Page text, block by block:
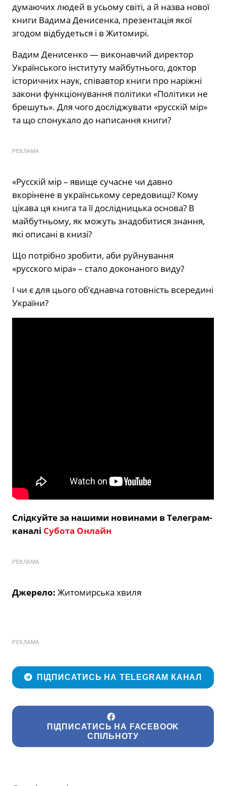
думаючих людей в усьому світі, а й назва нової
книги Вадима Денисенка, презентація якої
згодом відбудеться і в Житомирі.
Вадим Денисенко — виконавчий директор
Українського інституту майбутнього, доктор
історичних наук, співавтор книги про наріжні
закони функціонування політики «Політики не
брешуть». Для чого досліджувати «русскій мір»
та що спонукало до написання книги?
РЕКЛАМА
«Русскій мір – явище сучасне чи давно
вкорінене в українському середовищі? Кому
цікава ця книга та її дослідницька основа? В
майбутньому, як можуть знадобитися знання,
які описані в книзі?
Що потрібно зробити, аби руйнування
«русского міра» – стало доконаного виду?
І чи є для цього об’єднавча готовність всередині
України?
Слідкуйте за нашими новинами в Телеграм-
каналі Субота Онлайн
РЕКЛАМА
Джерело: Житомирська хвиля
РЕКЛАМА
ПІДПИСАТИСЬ НА TELEGRAM КАНАЛ
ПІДПИСАТИСЬ НА FACEBOOK
СПІЛЬНОТУ